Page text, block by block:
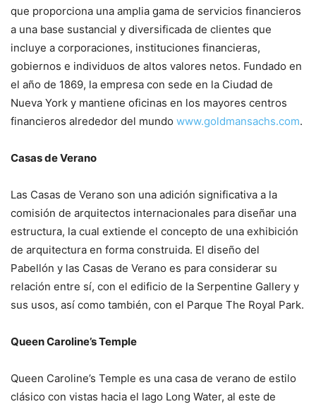
que proporciona una amplia gama de servicios financieros
a una base sustancial y diversificada de clientes que
incluye a corporaciones, instituciones financieras,
gobiernos e individuos de altos valores netos. Fundado en
el año de 1869, la empresa con sede en la Ciudad de
Nueva York y mantiene oficinas en los mayores centros
financieros alrededor del mundo www.goldmansachs.com.
Casas de Verano
Las Casas de Verano son una adición significativa a la
comisión de arquitectos internacionales para diseñar una
estructura, la cual extiende el concepto de una exhibición
de arquitectura en forma construida. El diseño del
Pabellón y las Casas de Verano es para considerar su
relación entre sí, con el edificio de la Serpentine Gallery y
sus usos, así como también, con el Parque The Royal Park.
Queen Caroline’s Temple
Queen Caroline’s Temple es una casa de verano de estilo
clásico con vistas hacia el lago Long Water, al este de